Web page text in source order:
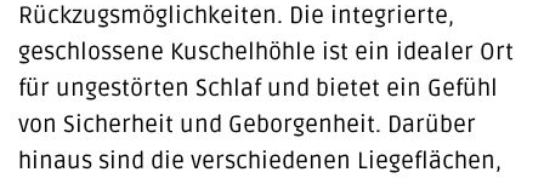
Rückzugsmöglichkeiten. Die integrierte,
geschlossene Kuschelhöhle ist ein idealer Ort
für ungestörten Schlaf und bietet ein Gefühl
von Sicherheit und Geborgenheit. Darüber
hinaus sind die verschiedenen Liegeflächen,